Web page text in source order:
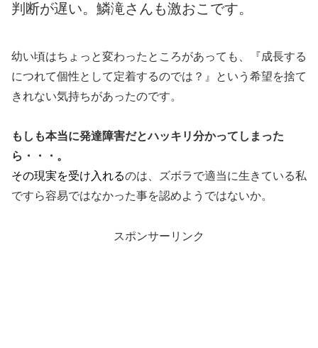
判断が遅い。鱗滝さんも激おこです。
幼い頃はちょっと変わったところがあっても、『成長する
につれて個性として定着するのでは？』という希望を捨て
きれない気持ちがあったのです。
もしも本当に発達障害だとハッキリ分かってしまった
ら・・・。
その現実を受け入れるのは、ズボラで適当に生きている私
ですら容易ではなかった事を認めようではないか。
スポンサーリンク